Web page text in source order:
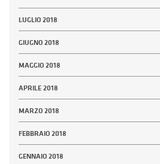
LUGLIO 2018
GIUGNO 2018
MAGGIO 2018
APRILE 2018
MARZO 2018
FEBBRAIO 2018
GENNAIO 2018